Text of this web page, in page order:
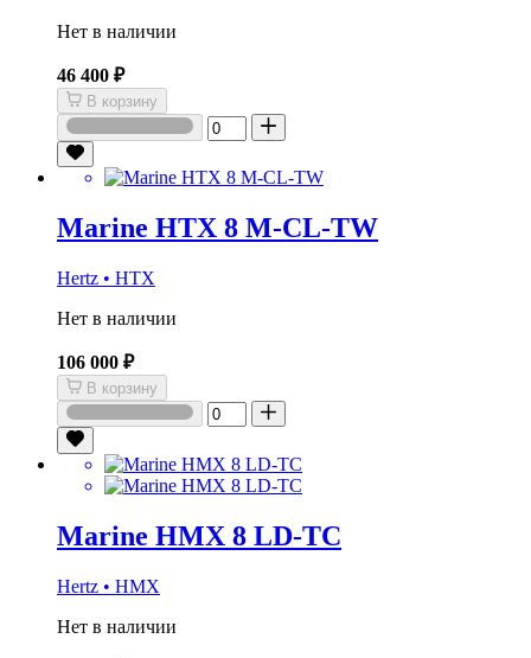
Нет в наличии
46 400 ₽
В корзину
Marine HTX 8 M-CL-TW
Hertz • HTX
Нет в наличии
106 000 ₽
В корзину
Marine HMX 8 LD-TC
Hertz • HMX
Нет в наличии